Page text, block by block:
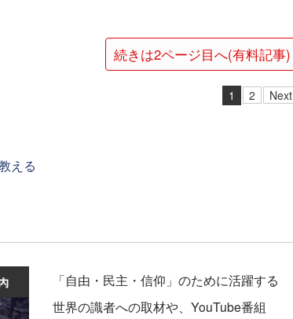
続きは2ページ目へ(有料記事)
1 2 Next
える
「自由・民主・信仰」のために活躍する
世界の識者への取材や、YouTube番組